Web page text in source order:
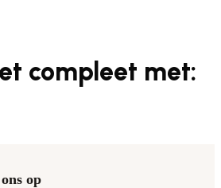
compleet met:
op